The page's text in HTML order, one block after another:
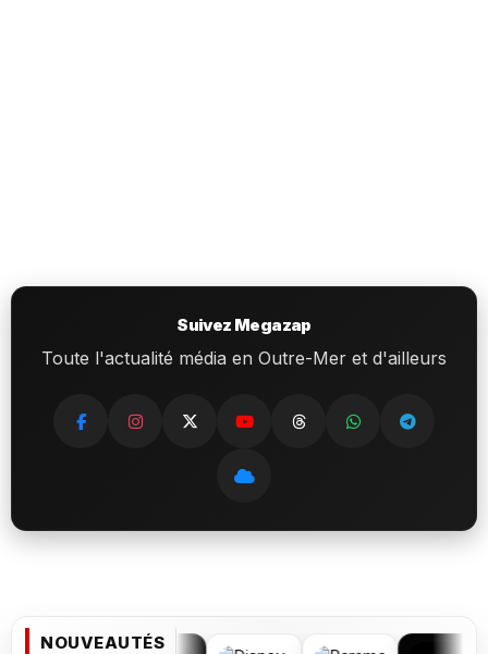
Suivez Megazap
Toute l'actualité média en Outre-Mer et d'ailleurs
NOUVEAUTÉS